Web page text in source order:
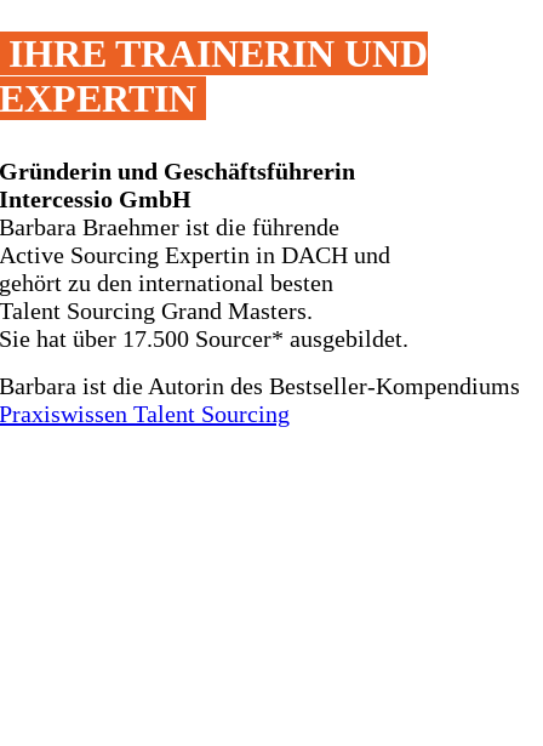
IHRE TRAINERIN UND
EXPERTIN
Gründerin und Geschäftsführerin
Intercessio GmbH
Barbara Braehmer istdie führende
Active Sourcing Expertin in DACH und
gehört zu den international besten
Talent Sourcing Grand Masters.
Sie hat über 17.500 Sourcer* ausgebildet.
Barbara ist die Autorin des Bestseller-Kompendiums
Praxiswissen Talent Sourcing